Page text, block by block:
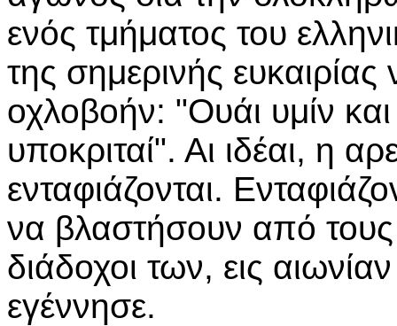
ενός τμήματος του
της σημερινής
οχλοβοήν: "Ουάι υμίν
υποκριταί". Αι ιδέαι, η
ενταφιάζονται.
να βλαστήσουν από
διάδοχοι των, εις
εγέννησε.